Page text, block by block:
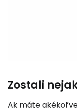
Zostali
Ak máte